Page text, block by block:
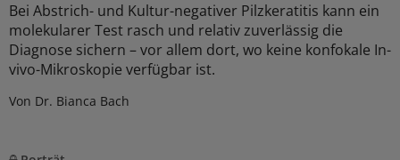
Bei Abstrich- und Kultur-negativer Pilzkeratitis kann ein
molekularer Test rasch und relativ zuverlässig die
Diagnose sichern – vor allem dort, wo keine konfokale In-
vivo-Mikroskopie verfügbar ist.
Von Dr. Bianca Bach